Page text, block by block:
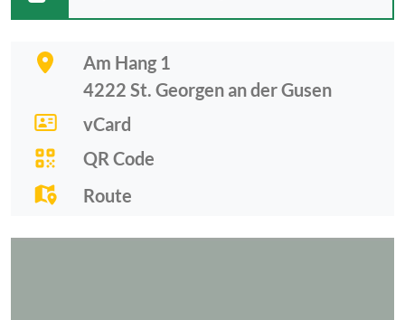
Am Hang 1
4222 St. Georgen an der Gusen
vCard
QR Code
Route